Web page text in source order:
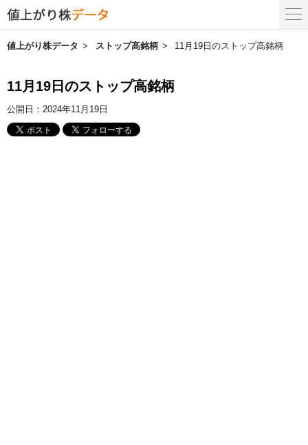
値上がり株データ ストップ高銘柄 11月19日のストップ高銘柄
11月19日のストップ高銘柄
公開日： 2024年11月19日